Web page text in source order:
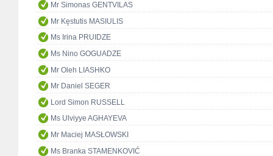
Mr Simonas GENTVILAS
Mr Kęstutis MASIULIS
Ms Irina PRUIDZE
Ms Nino GOGUADZE
Mr Oleh LIASHKO
Mr Daniel SEGER
Lord Simon RUSSELL
Ms Ulviyye AGHAYEVA
Mr Maciej MASŁOWSKI
Ms Branka STAMENKOVIĆ